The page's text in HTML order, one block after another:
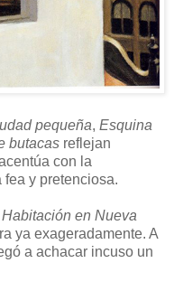
pequeña, Esquina
butacas reflejan
con la
y pretenciosa.
Habitación en Nueva
ya exageradamente. A
a achacar incuso un